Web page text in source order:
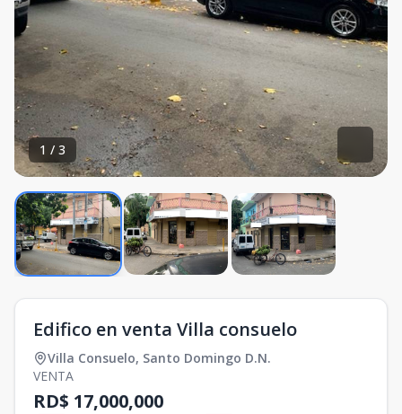
1 / 3
Edifico en venta Villa consuelo
Villa Consuelo, Santo Domingo D.N.
VENTA
RD$ 17,000,000